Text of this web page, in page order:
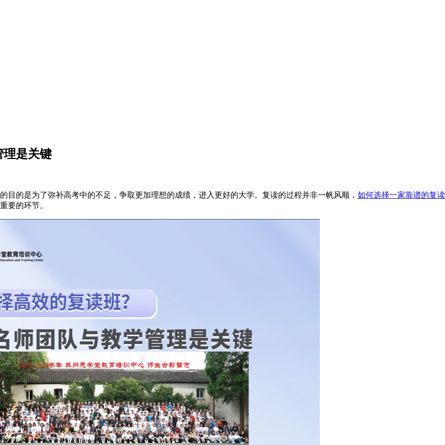
理是关键
是为了弥补高考中的不足，争取更加理想的成绩，进入更好的大学。复读的过程并非一帆风顺， 如何选择一家靠谱的复读
要的环节。